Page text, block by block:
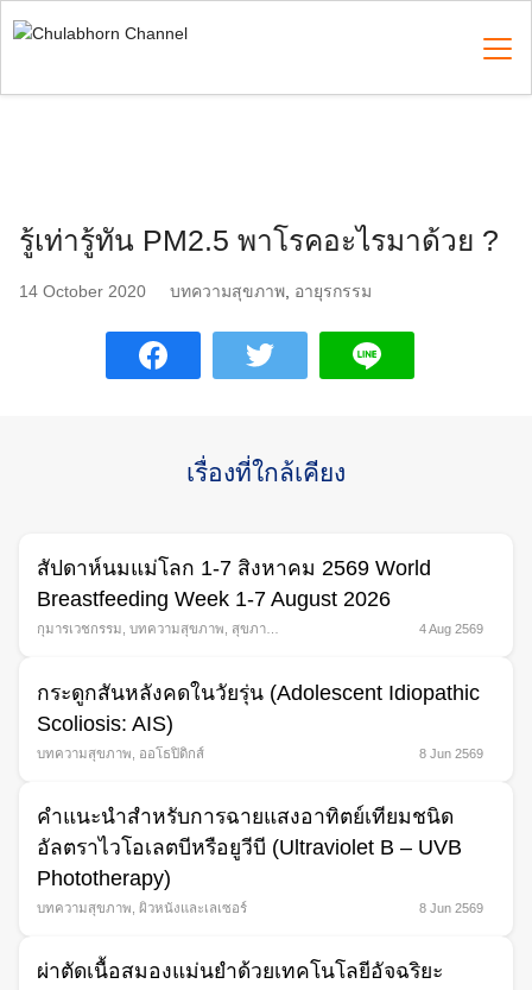
to
รู้เท่ารู้ทัน PM2.5 พาโรคอะไรมาด้วย ?
14 October 2020 บทความสุขภาพ อายุรกรรม
เรื่องที่ใกล้เคียง
สัปดาห์นมแม่โลก 1-7 สิงหาคม 2569 World
Breastfeeding Week 1-7 August 2026
กุมารเวชกรรม บทความสุขภาพ
สุขภาพ
4 Aug 2569
กระดูกสันหลังคดในวัยรุ่น (Adolescent Idiopathic
Scoliosis: AIS)
บทความสุขภาพ ออโธปิดิกส์ 8 Jun 2569
คำแนะนำสำหรับการฉายแสงอาทิตย์เทียมชนิด
อัลตราไวโอเลตบีหรือยูวีบี (Ultraviolet B – UVB
Phototherapy)
บทความสุขภาพ ผิวหนังและเลเซอร์ 8 Jun 2569
ผ่าตัดเนื้อสมองแม่นยำด้วยเทคโนโลยีอัจฉริยะ